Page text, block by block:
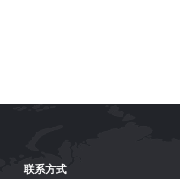
联系方式